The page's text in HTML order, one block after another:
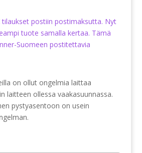
postiin postimaksutta. Nyt
tuote samalla kertaa. Tämä
Suomeen postitettavia
on ollut ongelmia laittaa
laitteen ollessa vaakasuunnassa.
pystyasentoon on usein